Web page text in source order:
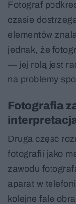
Fotograf
czasie
elementów
jednak, że
— jej rolą jest
na problemy
Fotografia
Druga część
fotografii jako
zawodu
aparat w
kolejne fale